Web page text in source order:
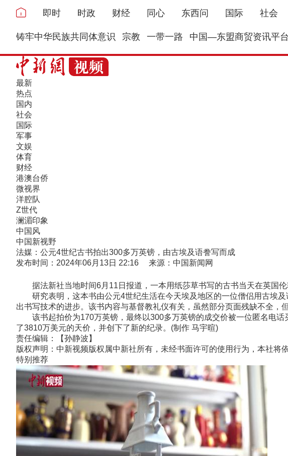
即时 时政 财经 同心 东西问 国际 社会
铸牢中华民族共同体意识 宗教 一带一路 中国—东盟商贸资讯平台
最新
热点
国内
社会
国际
军事
文娱
体育
财经
港澳台侨
微视界
洋腔队
Z世代
澜湄印象
中国风
中国新视野
法媒：公元4世纪古书拍出300多万英镑，由古埃及语誊写而成
发布时间：2024年06月13日 22:16 来源：中国新闻网
据法新社当地时间6月11日报道，一本用纸莎草书写的古书当天在英国伦
研究表明，这本书由公元4世纪生活在今天埃及地区的一位僧侣用古埃及
出书写技术的进步。该书内容与基督教礼仪有关，虽然部分页面残缺不全，
该书起拍价为170万英镑，最终以300多万英镑的成交价被一位匿名电话
了3810万美元的天价，并创下了新的纪录。(制作 马宇暄)
责任编辑：【孙静波】
版权声明：中新视频版权属中新社所有，未经书面许可的使用行为，本社将
特别推荐